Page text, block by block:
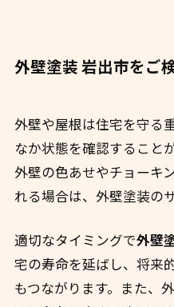
外壁塗装 岩出市をご
外壁や屋根は住宅を守る
なか状態を確認すること
外壁の色あせやチョーキ
れる場合は、外壁塗装の
適切なタイミングで外壁
宅の寿命を延ばし、将来
もつながります。また、